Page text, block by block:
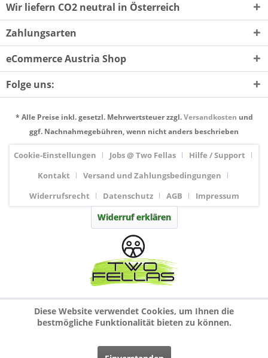
Wir liefern CO2 neutral in Österreich
Zahlungsarten
eCommerce Austria Shop
Folge uns:
* Alle Preise inkl. gesetzl. Mehrwertsteuer zzgl.Versandkosten und
ggf. Nachnahmegebühren, wenn nicht anders beschrieben
Cookie-Einstellungen Jobs @ Two Fellas
Hilfe / Support
Kontakt
Versand und Zahlungsbedingungen
Widerrufsrecht
Datenschutz AGB Impressum
Widerruf erklären
Diese Website verwendet Cookies, um Ihnen die
bestmögliche Funktionalität bieten zu können.